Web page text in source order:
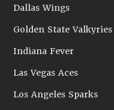
Dallas Wings
Golden State Valkyries
Indiana Fever
Las Vegas Aces
Los Angeles Sparks